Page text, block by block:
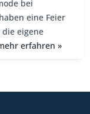
bei
eine Feier
eigene
erfahren »